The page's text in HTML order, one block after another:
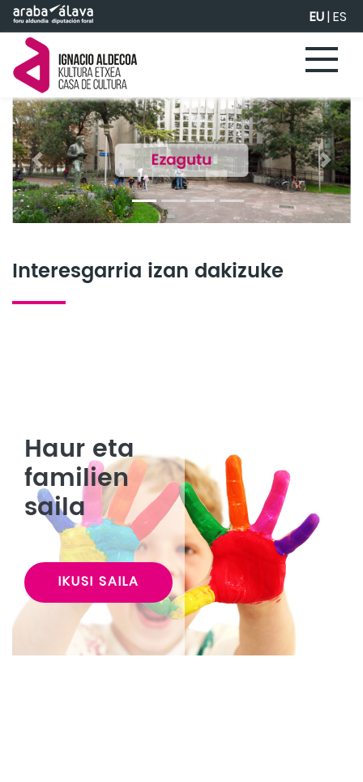
Eduki nagusira joan EU|ES
Previous Next
Interesgarria izan dakizuke
Haur eta
familien
saila
IKUSI SAILA